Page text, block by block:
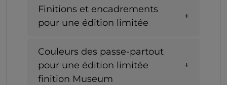
Finitions et encadrements
pour une édition limitée
Couleurs des passe-partout
pour une édition limitée
finition Museum